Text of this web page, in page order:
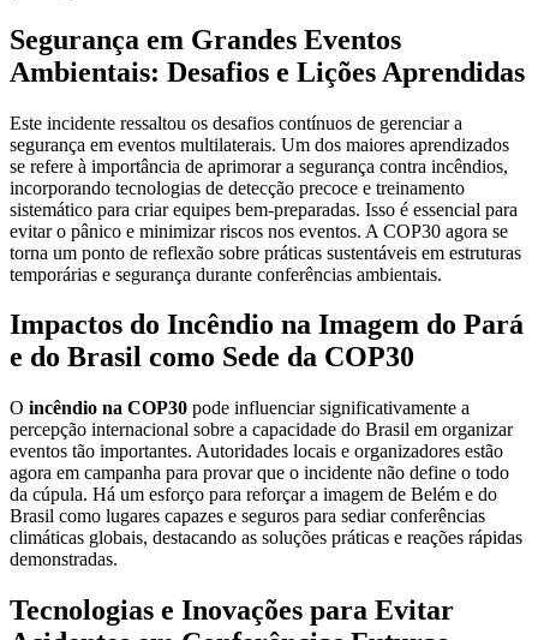
Segurança em Grandes Eventos
Ambientais: Desafios e Lições Aprendidas
Este incidente ressaltou os desafios contínuos de gerenciar a
segurança em eventos multilaterais. Um dos maiores aprendizados
se refere à importância de aprimorar a segurança contra incêndios,
incorporando tecnologias de detecção precoce e treinamento
sistemático para criar equipes bem-preparadas. Isso é essencial para
evitar o pânico e minimizar riscos nos eventos. A COP30 agora se
torna um ponto de reflexão sobre práticas sustentáveis em estruturas
temporárias e segurança durante conferências ambientais.
Impactos do Incêndio na Imagem do Pará
e do Brasil como Sede da COP30
O incêndio na COP30 pode influenciar significativamente a
percepção internacional sobre a capacidade do Brasil em organizar
eventos tão importantes. Autoridades locais e organizadores estão
agora em campanha para provar que o incidente não define o todo
da cúpula. Há um esforço para reforçar a imagem de Belém e do
Brasil como lugares capazes e seguros para sediar conferências
climáticas globais, destacando as soluções práticas e reações rápidas
demonstradas.
Tecnologias e Inovações para Evitar